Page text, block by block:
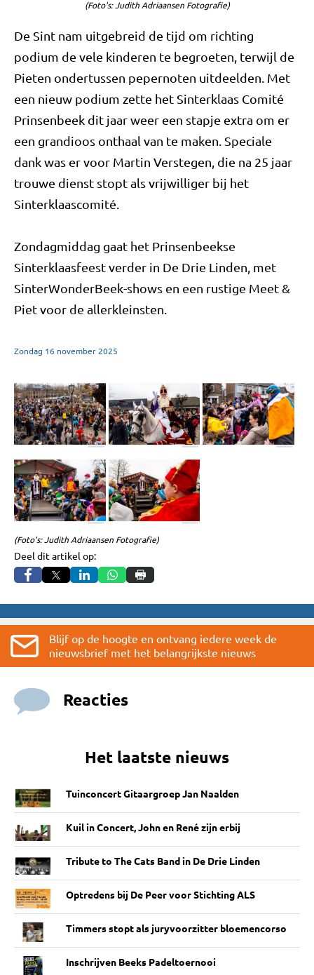
(Foto's: Judith Adriaansen Fotografie)
De Sint nam uitgebreid de tijd om richting
podium de vele kinderen te begroeten, terwijl de
Pieten ondertussen pepernoten uitdeelden. Met
een nieuw podium zette het Sinterklaas Comité
Prinsenbeek dit jaar weer een stapje extra om er
een grandioos onthaal van te maken. Speciale
dank was er voor Martin Verstegen, die na 25 jaar
trouwe dienst stopt als vrijwilliger bij het
Sinterklaascomité.
Zondagmiddag gaat het Prinsenbeekse
Sinterklaasfeest verder in De Drie Linden, met
SinterWonderBeek-shows en een rustige Meet &
Piet voor de allerkleinsten.
Zondag 16 november 2025
(Foto's: Judith Adriaansen Fotografie)
Deel dit artikel op:
Blijf op de hoogte en ontvang iedere week de
nieuwsbrief met het belangrijkste nieuws
Reacties
Het laatste nieuws
Tuinconcert Gitaargroep Jan Naalden
Kuil in Concert, John en René zijn erbij
Tribute to The Cats Band in De Drie Linden
Optredens bij De Peer voor Stichting ALS
Timmers stopt als juryvoorzitter bloemencorso
Inschrijven Beeks Padeltoernooi